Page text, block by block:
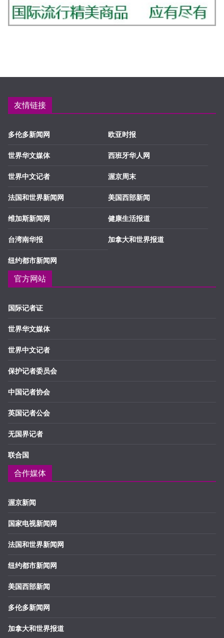
友情链接
多伦多新闻网
世界华文媒体
世界中文记者
法国和世界新闻网
维加斯新闻网
台湾南华报
纽约都市新闻网
欧亚时报
西班牙华人网
渥京周末
美国西部新闻
健康生活报道
加拿大和世界报道
官方网站
国际记者证
世界华文媒体
世界中文记者
保护记者委员会
中国记者协会
英国记者公会
无国界记者
联合国
合作媒体
渥京新闻
国家电视新闻网
法国和世界新闻网
纽约都市新闻网
美国西部新闻
多伦多新闻网
加拿大和世界报道